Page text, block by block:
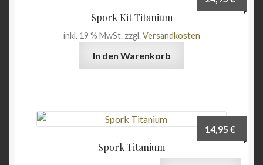
Spork Kit Titanium
inkl. 19 % MwSt. zzgl.Versandkosten
In den Warenkorb
Spork Titanium
14,95€